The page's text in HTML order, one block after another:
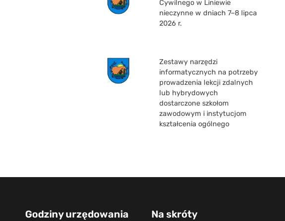
Cywilnego w Liniewie
nieczynne w dniach 7–8 lipca
2026 r.
Zestawy narzędzi
informatycznych na potrzeby
prowadzenia lekcji zdalnych
lub hybrydowych
dostarczone szkołom
zawodowym i instytucjom
kształcenia ogólnego
Godziny urzędowania Na skróty